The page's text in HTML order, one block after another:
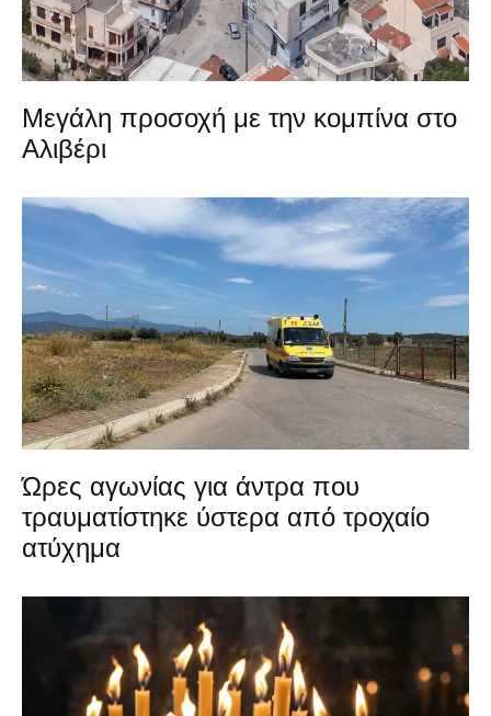
Μεγάλη προσοχή με την κομπίνα στο
Αλιβέρι
Ώρες αγωνίας για άντρα που
τραυματίστηκε ύστερα από τροχαίο
ατύχημα